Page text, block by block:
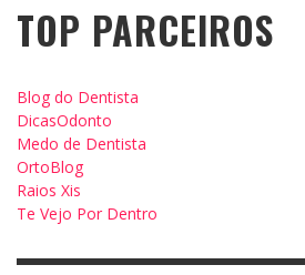
TOP PARCEIROS
Blog do Dentista
DicasOdonto
Medo de Dentista
OrtoBlog
Raios Xis
Te Vejo Por Dentro